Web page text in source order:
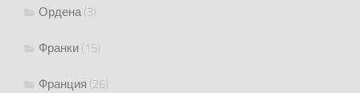
Ордена(3)
Франки (15)
Франция (26)